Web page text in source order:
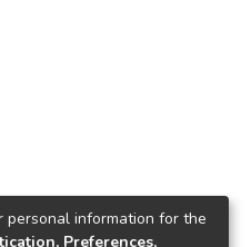
personal information for the
Preferences,